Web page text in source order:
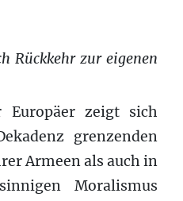
Rückkehr zur eigenen
Europäer zeigt sich
grenzenden
Armeen als auch in
Moralismus